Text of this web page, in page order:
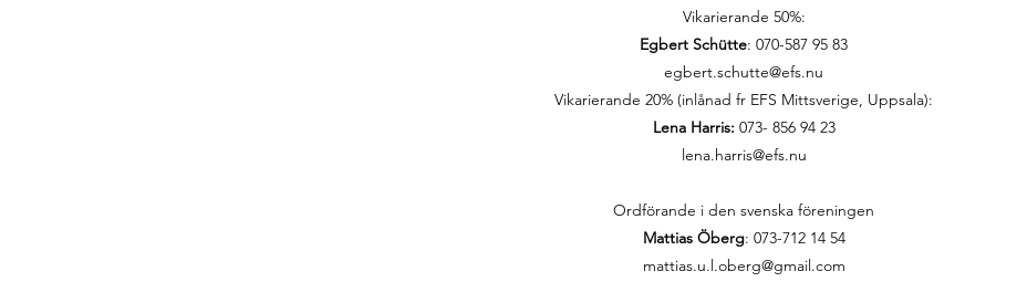
Vikarierande 50%:
Egbert Schütte: 070-587 95 83
egbert.schutte@efs.nu
Vikarierande 20% (inlånad fr EFS Mittsverige, Uppsala):
Lena Harris: 073- 856 94 23
lena.harris@efs.nu
Ordförande i den svenska föreningen
Mattias Öberg: 073-712 14 54
mattias.u.l.oberg@gmail.com